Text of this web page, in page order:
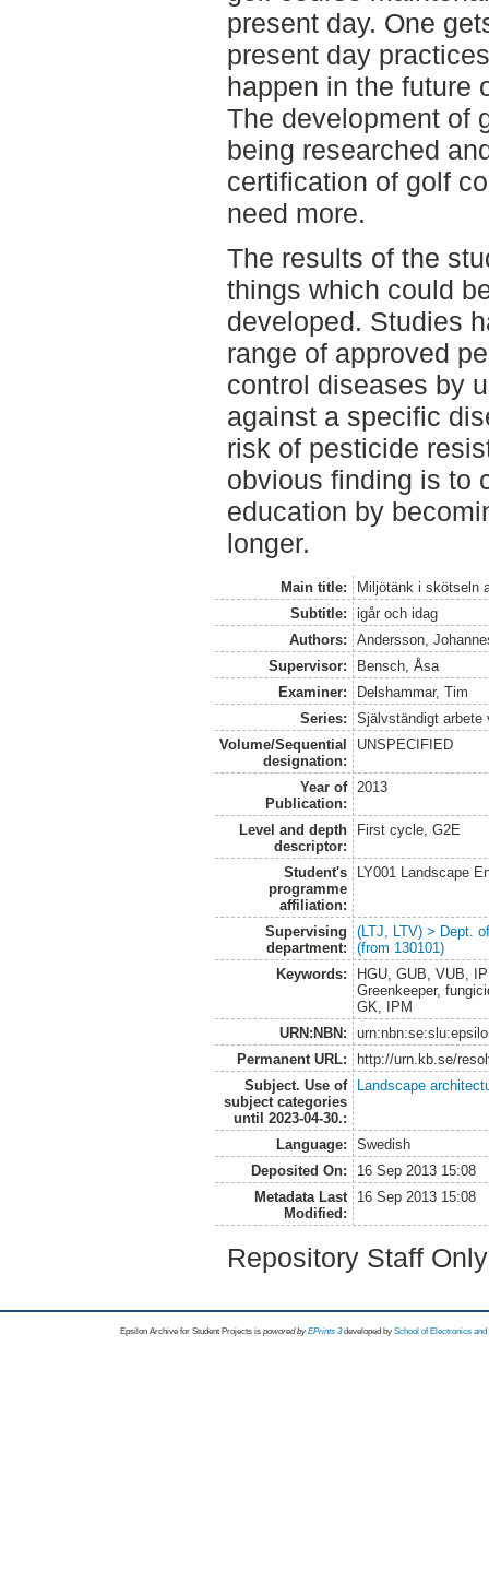
present day. One
present day
happen in the future
The development of
being researched
certification of golf
need more.
The results of the
things which could
developed. Studies
range of approved
control diseases by
against a specific
risk of pesticide
obvious finding is to
education by
longer.
Main title:
Miljötänk i skötseln
Subtitle:
igår och idag
Authors:
Andersson,
Supervisor:
Bensch, Åsa
Examiner:
Delshammar, Tim
Series:
Självständigt arbete
Volume/Sequential
designation:
UNSPECIFIED
Year of
Publication:
2013
Level and depth
descriptor:
First cycle, G2E
Student's
programme
affiliation:
LY001 Landscape
Supervising
department:
(LTJ, LTV) > Dept.
(from 130101)
Keywords:
HGU, GUB, VUB,
Greenkeeper,
GK, IPM
URN:NBN:
Permanent URL:
http://urn.kb.se/
Subject. Use of
subject categories
until 2023-04-30.:
Landscape
Language:
Swedish
Deposited On:
16 Sep 2013 15:08
Metadata Last
Modified:
16 Sep 2013 15:08
Repository Staff
Epsilon Archive for Student Projects is powored byEPrints 3 developed by School of Electronics